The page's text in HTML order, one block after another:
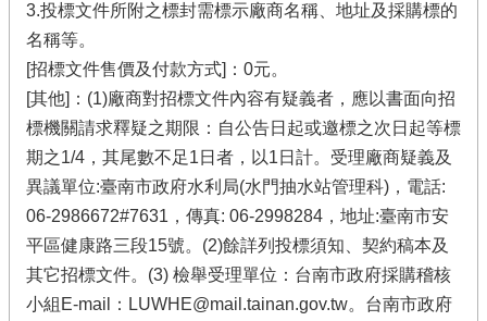
3.投標文件所附之標封需標示廠商名稱、地址及採購標的
名稱等。
[招標文件售價及付款方式]：0元。
[其他]：(1)廠商對招標文件內容有疑義者，應以書面向招
標機關請求釋疑之期限：自公告日起或邀標之次日起等標
期之1/4，其尾數不足1日者，以1日計。受理廠商疑義及
異議單位:臺南市政府水利局(水門抽水站管理科)，電話:
06-2986672#7631，傳真: 06-2998284，地址:臺南市安
平區健康路三段15號。(2)餘詳列投標須知、契約稿本及
其它招標文件。(3) 檢舉受理單位：台南市政府採購稽核
小組E-mail：LUWHE@mail.tainan.gov.tw。台南市政府